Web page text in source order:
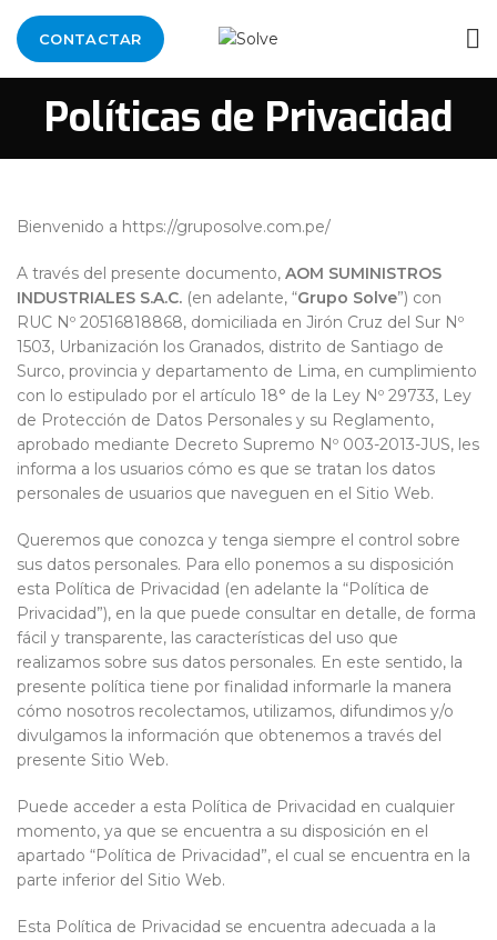
CONTACTAR
Políticas de Privacidad
Bienvenido a https://gruposolve.com.pe/
A través del presente documento, AOM SUMINISTROS
INDUSTRIALES S.A.C. (en adelante, “Grupo Solve”) con
RUC Nº 20516818868, domiciliada en Jirón Cruz del Sur Nº
1503, Urbanización los Granados, distrito de Santiago de
Surco, provincia y departamento de Lima, en cumplimiento
con lo estipulado por el artículo 18° de la Ley Nº 29733, Ley
de Protección de Datos Personales y su Reglamento,
aprobado mediante Decreto Supremo Nº 003-2013-JUS, les
informa a los usuarios cómo es que se tratan los datos
personales de usuarios que naveguen en el Sitio Web.
Queremos que conozca y tenga siempre el control sobre
sus datos personales. Para ello ponemos a su disposición
esta Política de Privacidad (en adelante la “Política de
Privacidad”), en la que puede consultar en detalle, de forma
fácil y transparente, las características del uso que
realizamos sobre sus datos personales. En este sentido, la
presente política tiene por finalidad informarle la manera
cómo nosotros recolectamos, utilizamos, difundimos y/o
divulgamos la información que obtenemos a través del
presente Sitio Web.
Puede acceder a esta Política de Privacidad en cualquier
momento, ya que se encuentra a su disposición en el
apartado “Política de Privacidad”, el cual se encuentra en la
parte inferior del Sitio Web.
Esta Política de Privacidad se encuentra adecuada a la